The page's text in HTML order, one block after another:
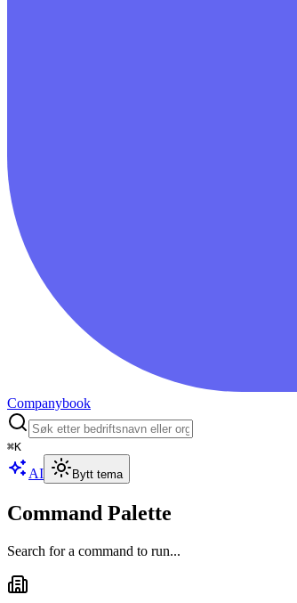
Companybook
⌘K
AI Bytt tema
Command Palette
Search for a command to run...